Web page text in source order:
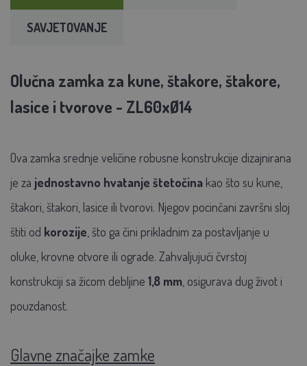
SAVJETOVANJE
Olučna zamka za kune, štakore, štakore,
lasice i tvorove - ZL60xØ14
Ova zamka srednje veličine robusne konstrukcije dizajnirana
je za jednostavno hvatanje štetočina kao što su kune,
štakori, štakori, lasice ili tvorovi. Njegov pocinčani završni sloj
štiti od korozije , što ga čini prikladnim za postavljanje u
oluke, krovne otvore ili ograde. Zahvaljujući čvrstoj
konstrukciji sa žicom debljine 1,8 mm , osigurava dug život i
pouzdanost.
Glavne značajke zamke